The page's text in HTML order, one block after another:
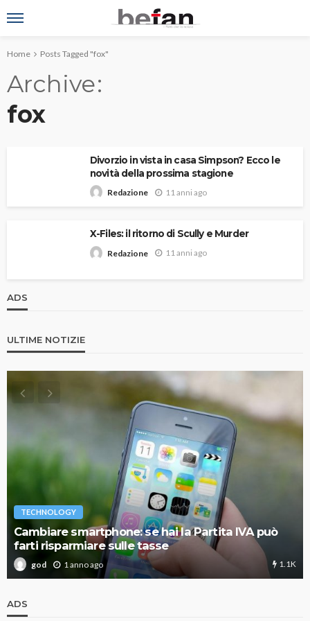
Home Posts Tagged "fox"
Archive
fox
Divorzio in vista in casa Simpson? Ecco le
novità della prossima stagione
Redazione 11 anni ago
X-Files: il ritorno di Scully e Murder
Redazione 11 anni ago
ADS
ULTIME NOTIZIE
TECHNOLOGY
Cambiare smartphone: se hai la Partita IVA può
farti risparmiare sulle tasse
god 1 anno ago 1.1K
ADS